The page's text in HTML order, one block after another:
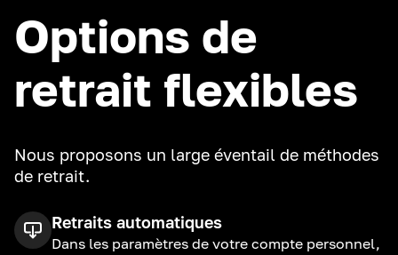
Options de
retrait flexibles
Nous proposons un large éventail de méthodes
de retrait.
Retraits automatiques
Dans les paramètres de votre compte personnel,